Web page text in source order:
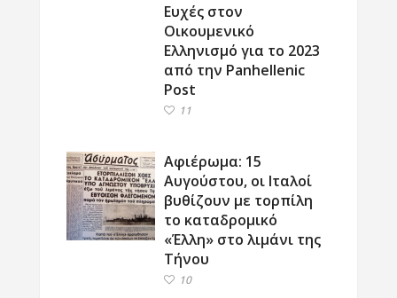
Ευχές στον
Οικουμενικό
Ελληνισμό για το 2023
από την Panhellenic
Post
11
Αφιέρωμα: 15
Αυγούστου, οι Ιταλοί
βυθίζουν με τορπίλη
το καταδρομικό
«Έλλη» στο λιμάνι της
Τήνου
10